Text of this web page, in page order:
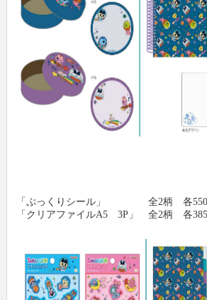
「ぷっくりシール」 全2柄 各550
「クリアファイルA5 3P」 全2柄 各385